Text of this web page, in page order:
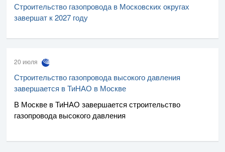
Строительство газопровода в Московских округах
завершат к 2027 году
20 июля
Строительство газопровода высокого давления
завершается в ТиНАО в Москве
В Москве в ТиНАО завершается строительство
газопровода высокого давления